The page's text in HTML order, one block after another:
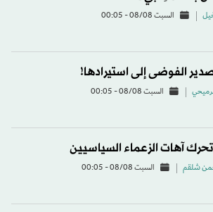
السبت 08/08 - 00:05
الفوضى إلى استيرادها!
السبت 08/08 - 00:05
آهات الزعماء السياسيين
شلقم السبت 08/08 - 00:05